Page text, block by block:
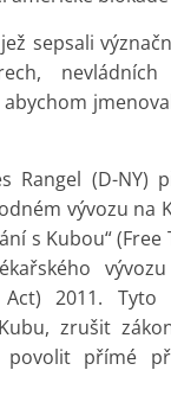
sepsali
nevládních
Rangel (D-
vývozu na
s Kubou“ (Free
2011. Tyto
zrušit
přímé